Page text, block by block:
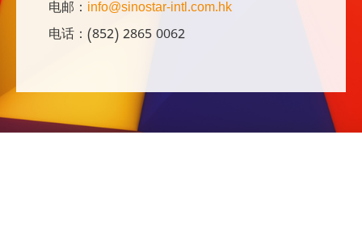
电邮： info@sinostar-intl.com.hk
电话：(852) 2865 0062